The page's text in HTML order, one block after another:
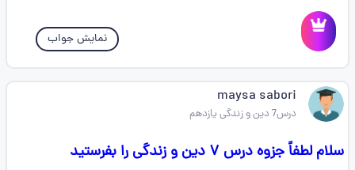
نمایش جواب
maysa sabori
درس7 دین و زندگی یازدهم
سلام لطفاً جزوه درس ۷ دین و زندگی را بفرستید